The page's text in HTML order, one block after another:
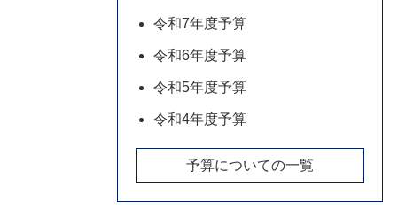
令和7年度予算
令和6年度予算
令和5年度予算
令和4年度予算
予算についての一覧